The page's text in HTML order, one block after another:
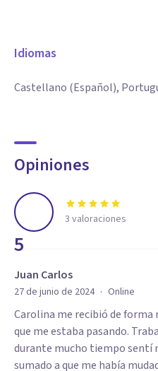
Idiomas
Castellano (Español),
Opiniones
5
3 valoraciones
Juan Carlos
27 de junio de 2024 · Online
Carolina me recibió de forma
que me estaba pasando.
durante mucho tiempo sentí
sumado a que me había